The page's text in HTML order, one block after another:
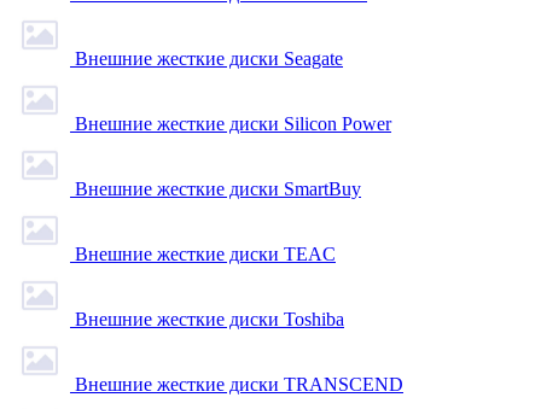
Внешние жесткие диски Seagate
Внешние жесткие диски Silicon Power
Внешние жесткие диски SmartBuy
Внешние жесткие диски TEAC
Внешние жесткие диски Toshiba
Внешние жесткие диски TRANSCEND